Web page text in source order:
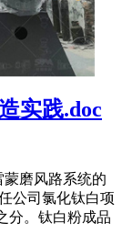
实践.doc
蒙磨风路系统的
公司氯化钛白项
分。钛白粉成品